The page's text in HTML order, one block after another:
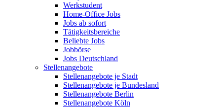
Werkstudent
Home-Office Jobs
Jobs ab sofort
Tätigkeitsbereiche
Beliebte Jobs
Jobbörse
Jobs Deutschland
Stellenangebote
Stellenangebote je Stadt
Stellenangebote je Bundesland
Stellenangebote Berlin
Stellenangebote Köln